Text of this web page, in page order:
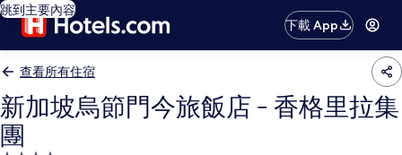
跳到主要內容
下載 App
查看所有住宿
新加坡烏節門今旅飯店 - 香格里拉集
團